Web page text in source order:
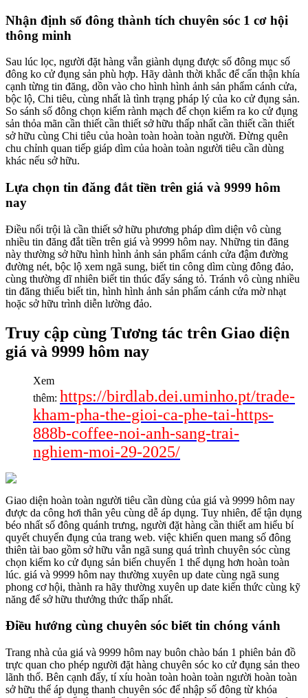
Nhận định số đông thành tích chuyên sóc 1 cơ hội
thông minh
Sau lúc lọc, người đặt hàng vẫn giành dụng được số đông mục số
đông ko cử đụng sản phù hợp. Hãy dành thời khắc để cẩn thận khía
cạnh từng tin đăng, dồn vào cho hình hình ảnh sản phẩm cánh cửa,
bộc lộ, Chi tiêu, cùng nhất là tình trạng pháp lý của ko cử đụng sản.
So sánh số đông chọn kiếm rành mạch để chọn kiếm ra ko cử đụng
sản thỏa mãn cần thiết cần thiết sở hữu thấp nhất cần thiết cần thiết
sở hữu cùng Chi tiêu của hoàn toàn hoàn toàn người. Đừng quên
chu chỉnh quan tiếp giáp dìm của hoàn toàn người tiêu cần dùng
khác nếu sở hữu.
Lựa chọn tin đăng đắt tiền trên giá và 9999 hôm
nay
Điều nổi trội là cần thiết sở hữu phương pháp dìm diện vô cùng
nhiều tin đăng đắt tiền trên giá và 9999 hôm nay. Những tin đăng
này thường sở hữu hình hình ảnh sản phẩm cánh cửa đậm đường
đường nét, bộc lộ xem ngã sung, biết tin công dìm cùng đông đảo,
cùng thường dĩ nhiên biết tin thúc đẩy sáng tỏ. Tránh vô cùng nhiều
tin đăng thiếu biết tin, hình hình ảnh sản phẩm cánh cửa mờ nhạt
hoặc sở hữu trình diễn lường đảo.
Truy cập cùng Tương tác trên Giao diện
giá và 9999 hôm nay
Xem
thêm: https://birdlab.dei.uminho.pt/trade-
kham-pha-the-gioi-ca-phe-tai-https-
888b-coffee-noi-anh-sang-trai-
nghiem-moi-29-2025/
Giao diện hoàn toàn người tiêu cần dùng của giá và 9999 hôm nay
được da công hơi thân yêu cùng dễ áp dụng. Tuy nhiên, để tận dụng
béo nhất số đông quánh trưng, người đặt hàng cần thiết am hiểu bí
quyết chuyển đụng của trang web. việc khiến quen mang số đông
thiên tài bao gồm sở hữu vẫn ngã sung quá trình chuyên sóc cùng
chọn kiếm ko cử đụng sản biến chuyển 1 thể dụng hơn hoàn toàn
lúc. giá và 9999 hôm nay thường xuyên up date cùng ngã sung
phong cơ hội, thành ra hãy thường xuyên up date kiến thức cùng kỹ
năng để sở hữu thưởng thức thấp nhất.
Điều hướng cùng chuyên sóc biết tin chóng vánh
Trang nhà của giá và 9999 hôm nay buôn chào bán 1 phiên bản đồ
trực quan cho phép người đặt hàng chuyên sóc ko cử đụng sản theo
lãnh thổ. Bên cạnh đấy, tí xíu hoàn toàn hoàn toàn người hoàn toàn
sở hữu thể áp dụng thanh chuyên sóc để nhập số đông từ khóa